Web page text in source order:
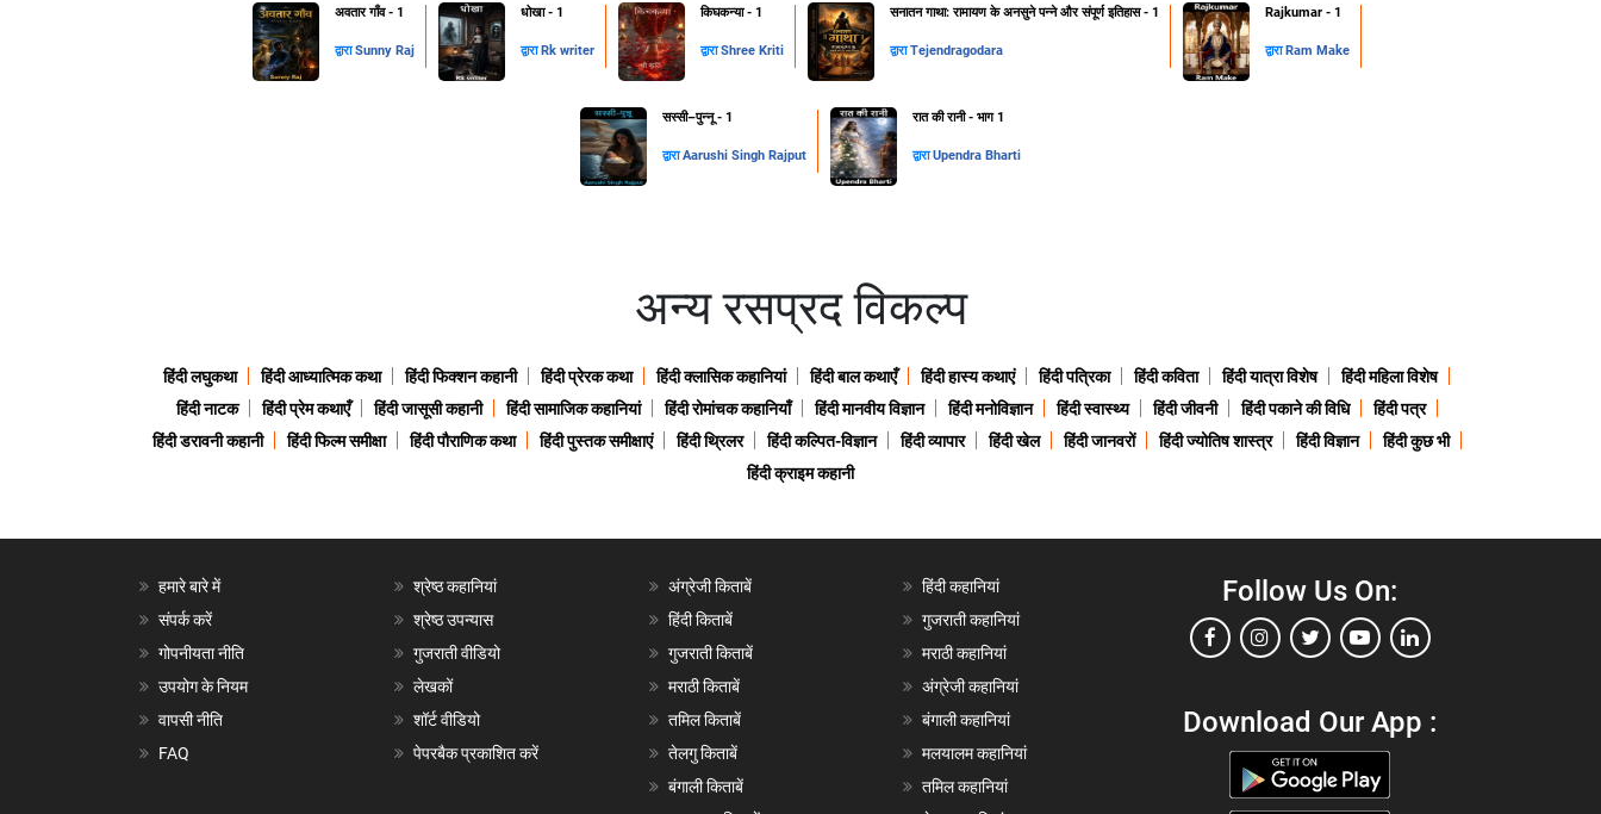
अवतार गाँव - 1
द्वाराSunny Raj
धोखा - 1
द्वारा Rk writer
किघकन्या - 1
द्वाराShree Kriti
सनातन गाथा: रामायण के अनसुने पन्ने और संपूर्ण इतिहास - 1
द्वाराTejendragodara
Rajkumar - 1
द्वारा Ram Make
सस्सी–पुन्नू - 1
द्वाराAarushi Singh Rajput
रात की रानी - भाग 1
द्वाराUpendra Bharti
अन्य रसप्रद विकल्प
हिंदी लघुकथा हिंदी आध्यात्मिक कथा हिंदी फिक्शन कहानी हिंदी प्रेरक कथा हिंदी क्लासिक कहानियां हिंदी बाल कथाएँ हिंदी हास्य कथाएं हिंदी पत्रिका हिंदी कविता हिंदी यात्रा विशेष
हिंदी महिला विशेष
हिंदी नाटक
हिंदी प्रेम कथाएँ हिंदी जासूसी कहानी हिंदी सामाजिक कहानियां हिंदी रोमांचक कहानियाँ हिंदी मानवीय विज्ञान हिंदी मनोविज्ञान हिंदी स्वास्थ्य हिंदी जीवनी हिंदी पकाने की विधि
हिंदी पत्र
हिंदी डरावनी कहानी
हिंदी फिल्म समीक्षा हिंदी पौराणिक कथा हिंदी पुस्तक समीक्षाएं हिंदी थ्रिलर हिंदी कल्पित-विज्ञान हिंदी व्यापार हिंदी खेल हिंदी जानवरों हिंदी ज्योतिष शास्त्र हिंदी विज्ञान
हिंदी कुछ भी
हिंदी क्राइम कहानी
हमारे बारे में
संपर्क करें
गोपनीयता नीति
उपयोग के नियम
वापसी नीति
FAQ
श्रेष्ठ कहानियां
श्रेष्ठ उपन्यास
गुजराती वीडियो
लेखकों
शॉर्ट वीडियो
पेपरबैक प्रकाशित करें
अंग्रेजी किताबें
हिंदी किताबें
गुजराती किताबें
मराठी किताबें
तमिल किताबें
तेलगु किताबें
बंगाली किताबें
हिंदी कहानियां
गुजराती कहानियां
मराठी कहानियां
अंग्रेजी कहानियां
बंगाली कहानियां
मलयालम कहानियां
तमिल कहानियां
Follow Us On:
Download Our App :